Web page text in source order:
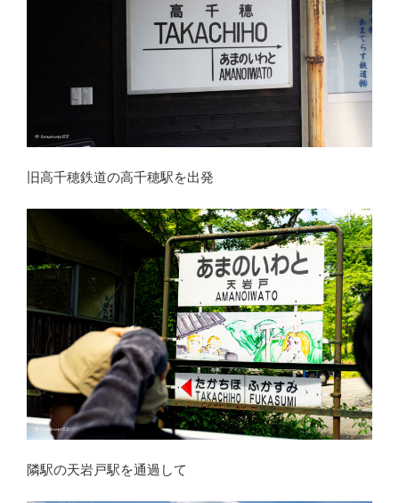
旧高千穂鉄道の高千穂駅を出発
隣駅の天岩戸駅を通過して